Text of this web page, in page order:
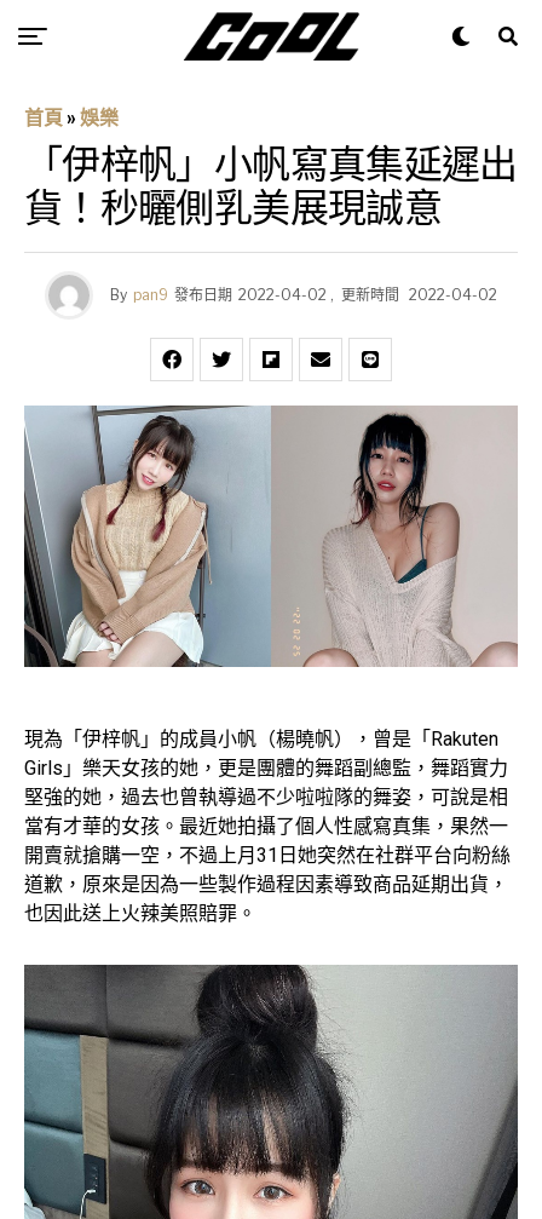
首頁 » 娛樂
「伊梓帆」小帆寫真集延遲出
貨！秒曬側乳美展現誠意
By pan9 發布日期 2022-04-02 , 更新時間 2022-04-02
現為「伊梓帆」的成員小帆（楊曉帆），曾是「Rakuten
Girls」樂天女孩的她，更是團體的舞蹈副總監，舞蹈實力
堅強的她，過去也曾執導過不少啦啦隊的舞姿，可說是相
當有才華的女孩。最近她拍攝了個人性感寫真集，果然一
開賣就搶購一空，不過上月31日她突然在社群平台向粉絲
道歉，原來是因為一些製作過程因素導致商品延期出貨，
也因此送上火辣美照賠罪。